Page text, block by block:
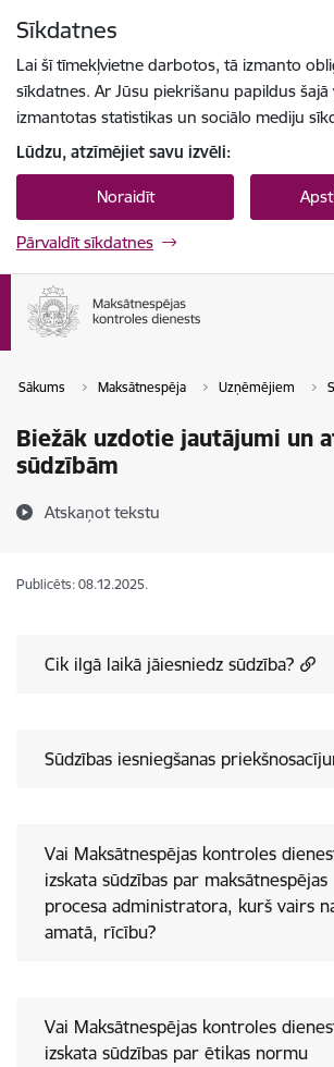
Sīkdatnes
Lai šī tīmekļvietne darbotos, tā izmanto
sīkdatnes. Ar Jūsu piekrišanu papildus
izmantotas statistikas un sociālo mediju
Lūdzu, atzīmējiet savu izvēli:
Noraidīt
Pārvaldīt sīkdatnes
Sākums Maksātnespēja Uzņēmējiem
Biežāk uzdotie jautājumi un
sūdzībām
Atskaņot tekstu
Publicēts: 08.12.2025.
Cik ilgā laikā jāiesniedz sūdzība?
Sūdzības iesniegšanas
Vai Maksātnespējas kontroles
izskata sūdzības par maksātnespējas
procesa administratora, kurš vairs
amatā, rīcību?
Vai Maksātnespējas kontroles
izskata sūdzības par ētikas normu